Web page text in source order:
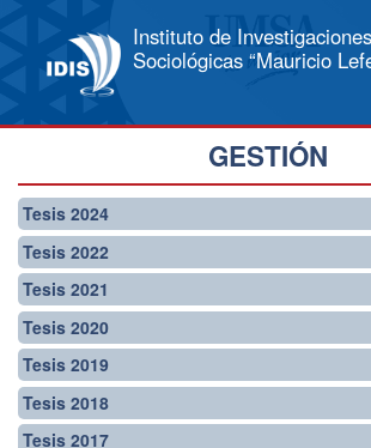
Instituto de Investigaciones
Sociológicas “Mauricio
GESTIÓN
Tesis 2024
Tesis 2022
Tesis 2021
Tesis 2020
Tesis 2019
Tesis 2018
Tesis 2017